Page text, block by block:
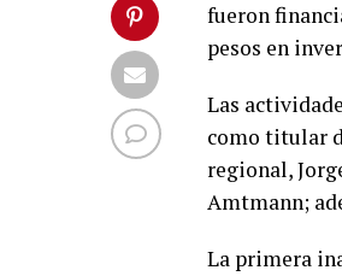
fueron
pesos en
Las
como titular
regional,
Amtmann;
La primera